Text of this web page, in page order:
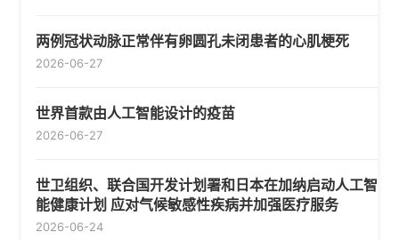
两例冠状动脉正常伴有卵圆孔未闭患者的心肌梗死
2026-06-27
世界首款由人工智能设计的疫苗
2026-06-27
世卫组织、联合国开发计划署和日本在加纳启动人工智
能健康计划 应对气候敏感性疾病并加强医疗服务
2026-06-24